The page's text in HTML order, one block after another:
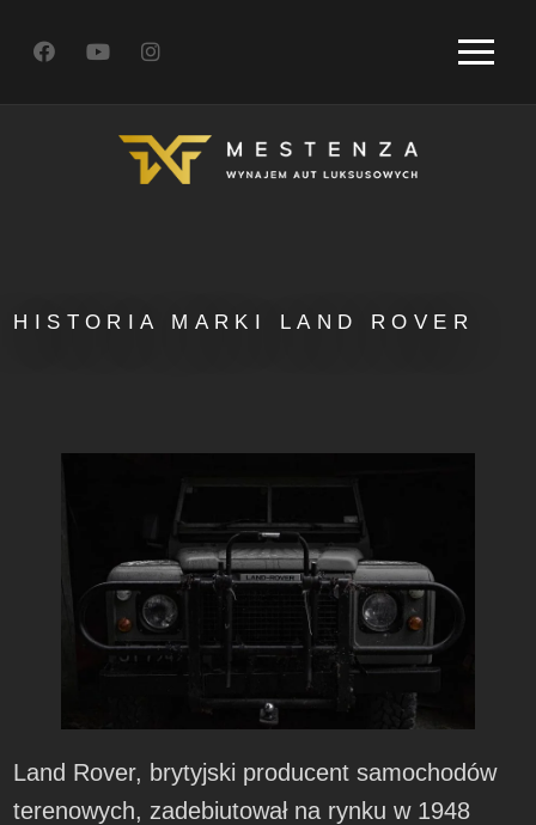
HISTORIA MARKI LAND ROVER
Land Rover, brytyjski producent samochodów
terenowych, zadebiutował na rynku w 1948